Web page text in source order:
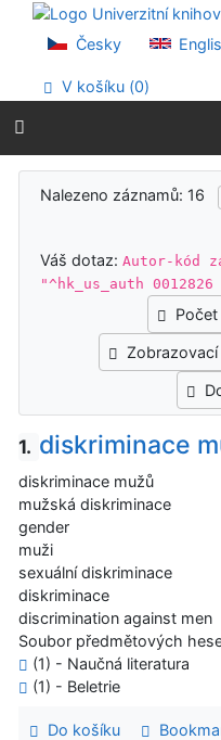
Přejít na obsah
Přejít na menu
Prohlášení o webové
Česky
V košíku (0)
Výsledky
Nalezeno záznamů: 16
Váš dotaz:Autor-kód
"^hk_us_auth
1. diskriminace
diskriminace mužů
mužská diskriminace
gender
muži
sexuální diskriminace
diskriminace
discrimination against men
Soubor předmětových
(1) - Naučná literatura
(1) - Beletrie
Do košíku